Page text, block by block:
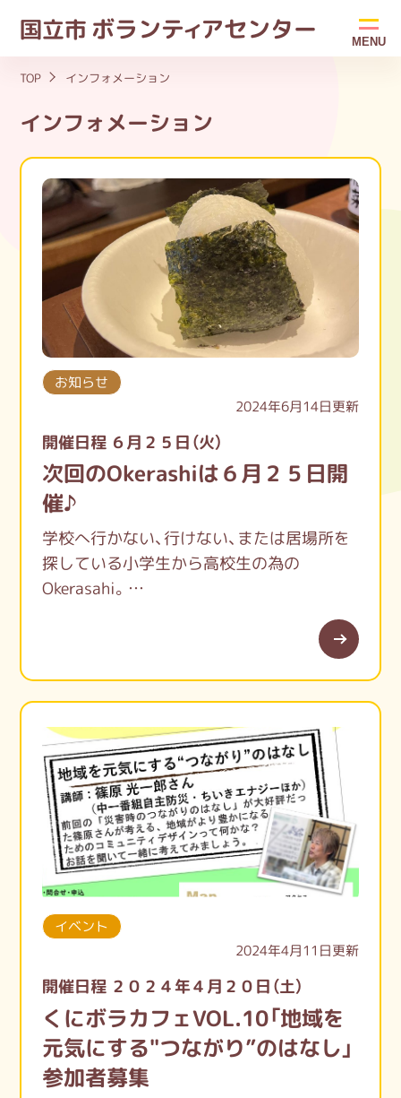
国立市 ボランティアセンター MENU
TOP インフォメーション
インフォメーション
お知らせ
2024年6月14日更新
開催日程 ６月２５日（火）
次回のOkerashiは６月２５日開
催♪
学校へ行かない、行けない、または居場所を
探している小学生から高校生の為の
Okerasahi。
何にもしなくとも、おしゃべりやボードゲー
ム・トランプをしたり…もちろん勉強だって
大丈夫。
一緒に心地いい時間を過ごしましょう。
お昼には自分でおにぎりを作って一緒に食
べます。
地域の人やボランティアさん、ボランティア
センターのスタッフが待ってます♪
イベント
2024年4月11日更新
開催日程 ２０２４年４月２０日（土）
くにボラカフェVOL.10「地域を
元気にする"つながり”のはなし」
参加者募集